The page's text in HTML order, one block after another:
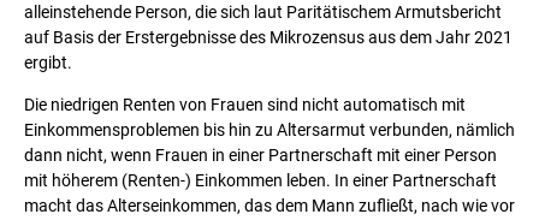
alleinstehende Person, die sich laut Paritätischem Armutsbericht
auf Basis der Erstergebnisse des Mikrozensus aus dem Jahr 2021
ergibt.
Die niedrigen Renten von Frauen sind nicht automatisch mit
Einkommensproblemen bis hin zu Altersarmut verbunden, nämlich
dann nicht, wenn Frauen in einer Partnerschaft mit einer Person
mit höherem (Renten-) Einkommen leben. In einer Partnerschaft
macht das Alterseinkommen, das dem Mann zufließt, nach wie vor